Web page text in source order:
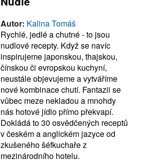
Autor: Kalina Tomáš
Rychlé, jedlé a chutné - to jsou
nudlové recepty. Když se navíc
inspirujeme japonskou, thajskou,
čínskou či evropskou kuchyní,
neustále objevujeme a vytváříme
nové kombinace chutí. Fantazii se
vůbec meze nekladou a mnohdy
nás hotové jídlo přímo překvapí.
Dokládá to 30 osvědčených receptů
v českém a anglickém jazyce od
zkušeného šéfkuchaře z
mezinárodního hotelu.